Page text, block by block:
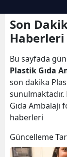
Son
Haberleri
Bu sayfada
Plastik Gıda
son dakika
sunulmaktadır.
Gıda Ambalajı
haberleri
Güncelleme